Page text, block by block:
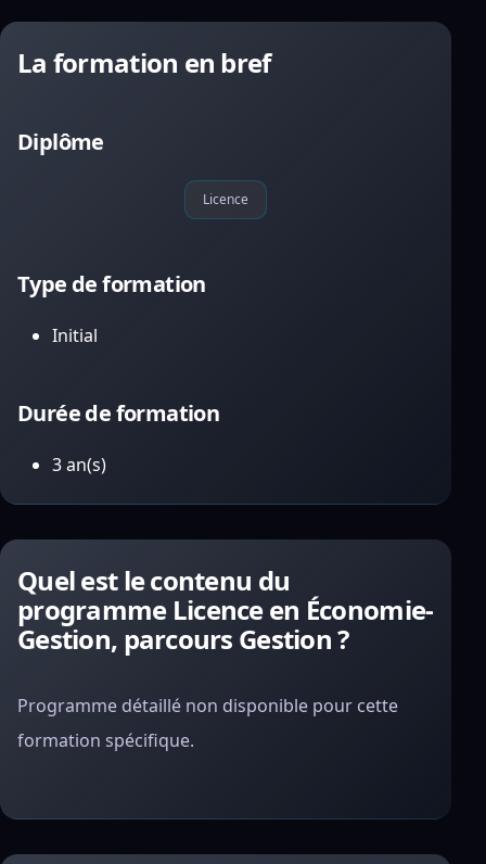
La formation en bref
Diplôme
Licence
Type de formation
Initial
Durée de formation
3 an(s)
Quel est le contenu du
programme Licence en Économie-
Gestion, parcours Gestion ?
Programme détaillé non disponible pour cette
formation spécifique.